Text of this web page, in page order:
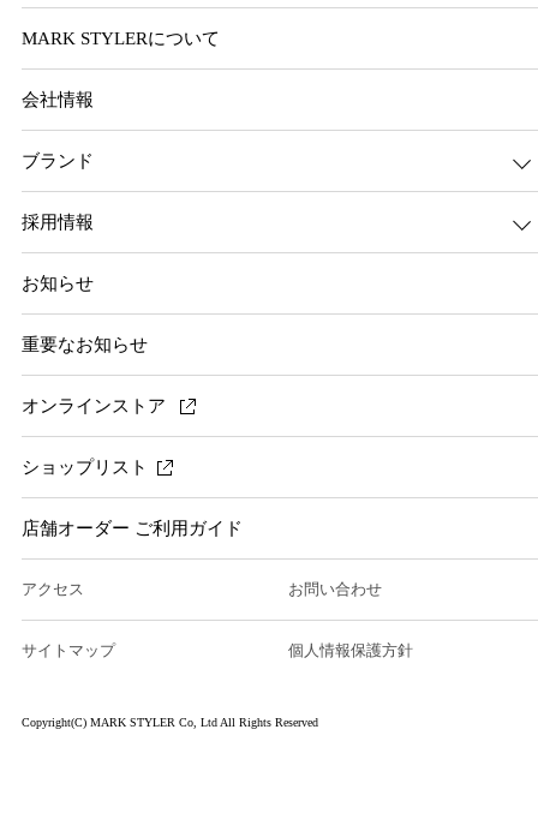
MARK STYLERについて
会社情報
ブランド
採用情報
お知らせ
重要なお知らせ
オンラインストア
ショップリスト
店舗オーダー ご利用ガイド
アクセス お問い合わせ
サイトマップ 個人情報保護方針
Copyright(C) MARK STYLER Co, Ltd All Rights Reserved